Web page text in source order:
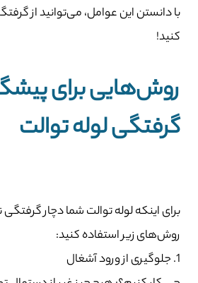
با دانستن این عوامل، می‌توانید از
کنید!
روش‌هایی برای
گرفتگی لوله توالت
برای اینکه لوله توالت شما دچار
روش‌های زیر استفاده کنید:
1. جلوگیری از ورود آشغال